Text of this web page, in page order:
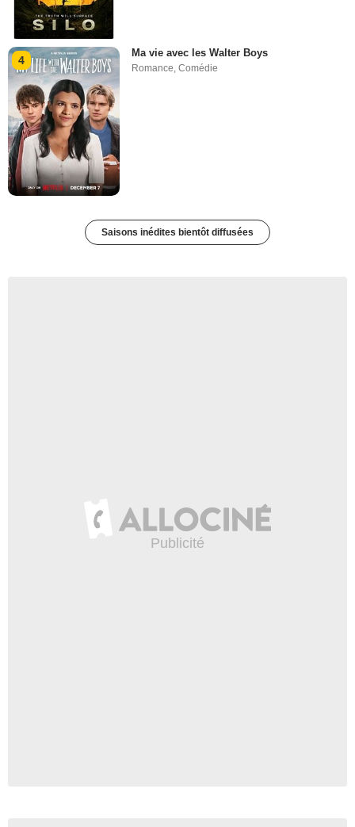
4
Ma vie avec les Walter Boys
Romance ,Comédie
Saisons inédites bientôt diffusées